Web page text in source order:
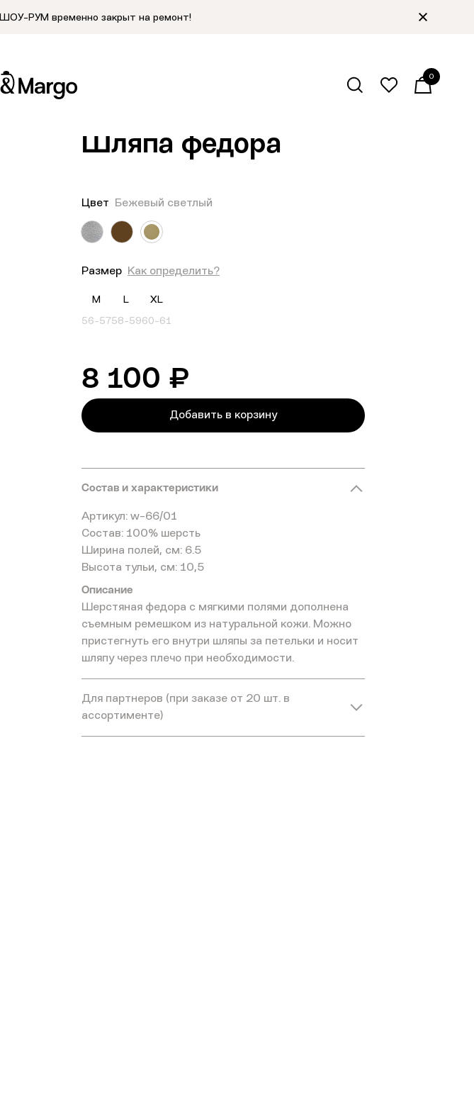
ШОУ-РУМ временно закрыт на ремонт!
0
Шляпа федора
Цвет Бежевый светлый
Размер Как определить?
M
56-57
L
58-59
XL
60-61
8 100 ₽
Добавить в корзину
Состав и характеристики
Артикул: w-66/01
Состав: 100% шерсть
Ширина полей, см: 6.5
Высота тульи, см: 10,5
Описание
Шерстяная федора с мягкими полями дополнена
съемным ремешком из натуральной кожи. Можно
пристегнуть его внутри шляпы за петельки и носит
шляпу через плечо при необходимости.
Для партнеров (при заказе от 20 шт. в
ассортименте)